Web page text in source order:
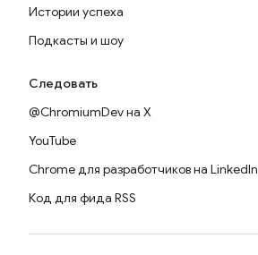
Истории успеха
Подкасты и шоу
Следовать
@ChromiumDev на X
YouTube
Chrome для разработчиков на LinkedIn
Код для фида RSS